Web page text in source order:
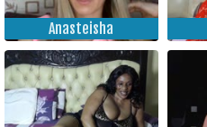
Anasteisha